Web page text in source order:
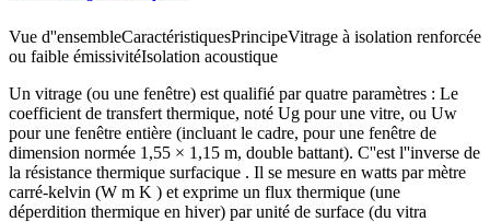
Vue d''ensembleCaractéristiquesPrincipeVitrage à isolation renforcée
ou faible émissivitéIsolation acoustique
Un vitrage (ou une fenêtre) est qualifié par quatre paramètres : Le
coefficient de transfert thermique, noté Ug pour une vitre, ou Uw
pour une fenêtre entière (incluant le cadre, pour une fenêtre de
dimension normée 1,55 × 1,15 m, double battant). C''est l''inverse de
la résistance thermique surfacique . Il se mesure en watts par mètre
carré-kelvin (W m K ) et exprime un flux thermique (une
déperdition thermique en hiver) par unité de surface (du vitra